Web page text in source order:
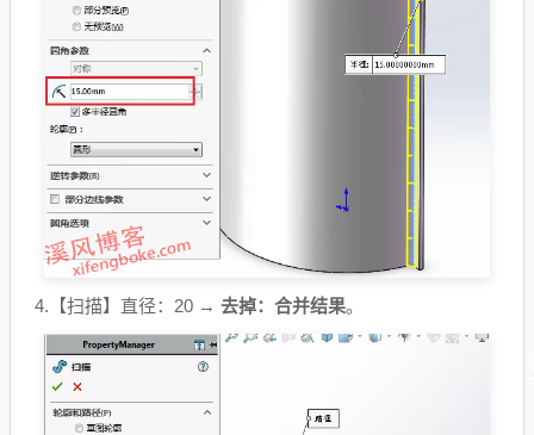
4.【扫描】直径：20 → 去掉：合并结果。